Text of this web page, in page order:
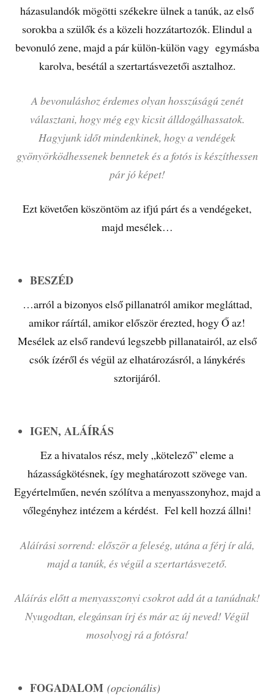
házasulandók mögötti székekre ülnek a tanúk, az első
sorokba a szülők és a közeli hozzátartozók. Elindul a
bevonuló zene, majd a pár külön-külön vagy egymásba
karolva, besétál a szertartásvezetői asztalhoz.
A bevonuláshoz érdemes olyan hosszúságú zenét
választani, hogy még egy kicsit álldogálhassatok.
Hagyjunk időt mindenkinek, hogy a vendégek
gyönyörködhessenek bennetek és a fotós is készíthessen
pár jó képet!
Ezt követően köszöntöm az ifjú párt és a vendégeket,
majd mesélek…
BESZÉD
…arról a bizonyos első pillanatról amikor megláttad,
amikor ráírtál, amikor először érezted, hogy Ő az!
Mesélek az első randevú legszebb pillanatairól, az első
csók ízéről és végül az elhatározásról, a lánykérés
sztorijáról.
IGEN, ALÁÍRÁS
Ez a hivatalos rész, mely „kötelező” eleme a
házasságkötésnek, így meghatározott szövege van.
Egyértelműen, nevén szólítva a menyasszonyhoz, majd a
vőlegényhez intézem a kérdést. Fel kell hozzá állni!
Aláírási sorrend: először a feleség, utána a férj ír alá,
majd a tanúk, és végül a szertartásvezető.
Aláírás előtt a menyasszonyi csokrot add át a tanúdnak!
Nyugodtan, elegánsan írj és már az új neved! Végül
mosolyogj rá a fotósra!
FOGADALOM(opcionális)